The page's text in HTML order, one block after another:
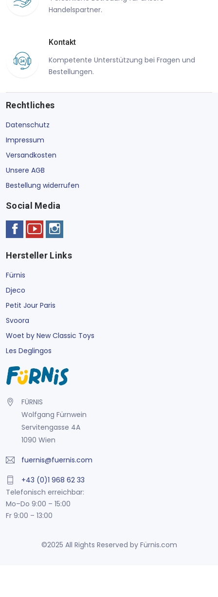
Handelspartner.
Kontakt
Kompetente Unterstützung bei Fragen und
Bestellungen.
Rechtliches
Datenschutz
Impressum
Versandkosten
Unsere AGB
Bestellung widerrufen
Social Media
Hersteller Links
Fürnis
Djeco
Petit Jour Paris
Svoora
Woet by New Classic Toys
Les Deglingos
FÜRNIS
Wolfgang Fürnwein
Servitengasse 4A
1090 Wien
fuernis@fuernis.com
+43 (0)1 968 62 33
Telefonisch erreichbar:
Mo–Do 9:00 – 15:00
Fr 9:00 – 13:00
©2025 All Rights Reserved by Fürnis.com